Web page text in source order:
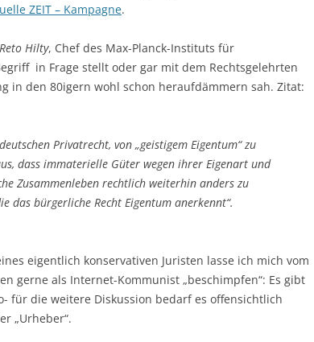
ZEIT – Kampagne.
Hilty, Chef des Max-Planck-Instituts für
in Frage stellt oder gar mit dem Rechtsgelehrten
in den 80igern wohl schon heraufdämmern sah. Zitat:
Privatrecht, von „geistigem Eigentum“ zu
dass immaterielle Güter wegen ihrer Eigenart und
Zusammenleben rechtlich weiterhin anders zu
das bürgerliche Recht Eigentum anerkennt“.
eigentlich konservativen Juristen lasse ich mich vom
gerne als Internet-Kommunist „beschimpfen“: Es gibt
für die weitere Diskussion bedarf es offensichtlich
„Urheber“.